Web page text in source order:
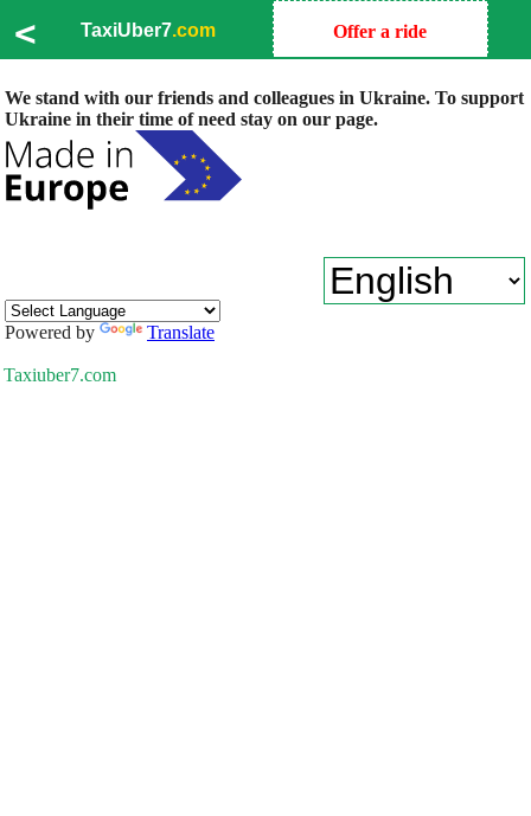
< TaxiUber7.com Offer a ride
We stand with our friends and colleagues in Ukraine. To support
Ukraine in their time of need stay on our page.
Powered by Translate
Taxiuber7.com